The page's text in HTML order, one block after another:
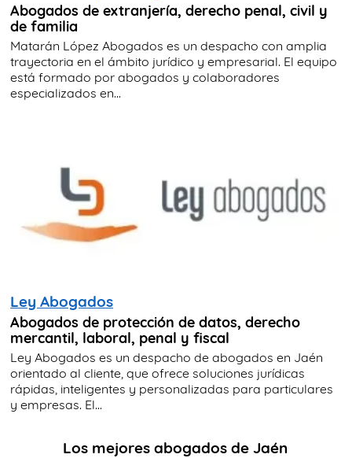
Abogados de extranjería, derecho penal, civil y
de familia
Matarán López Abogados es un despacho con amplia
trayectoria en el ámbito jurídico y empresarial. El equipo
está formado por abogados y colaboradores
especializados en...
Ley Abogados
Abogados de protección de datos, derecho
mercantil, laboral, penal y fiscal
Ley Abogados es un despacho de abogados en Jaén
orientado al cliente, que ofrece soluciones jurídicas
rápidas, inteligentes y personalizadas para particulares
y empresas. El...
Los mejores abogados de Jaén